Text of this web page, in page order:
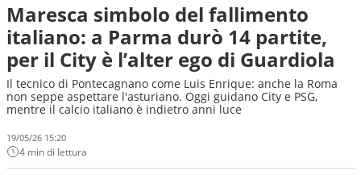
Maresca simbolo del fallimento
italiano: a Parma durò 14 partite,
per il City è l’alter ego di Guardiola
Il tecnico di Pontecagnano come Luis Enrique: anche la Roma
non seppe aspettare l'asturiano. Oggi guidano City e PSG,
mentre il calcio italiano è indietro anni luce
19/05/26 15:20
4 min di lettura